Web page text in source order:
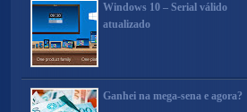
Windows 10 – Serial válido
atualizado
Ganhei na mega-sena e agora?